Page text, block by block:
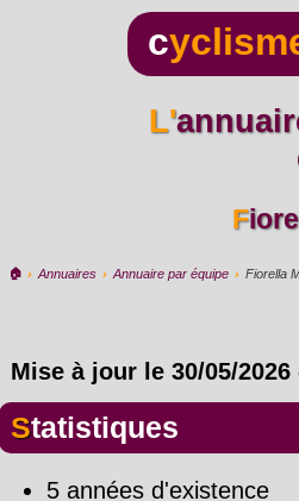
c
L'annuaire du dopage par
🏠︎ › Annuaires › Annuaire par équipe › Fiorella
Mise à jour le 30/05/2026
Statistiques
5 années d'existence